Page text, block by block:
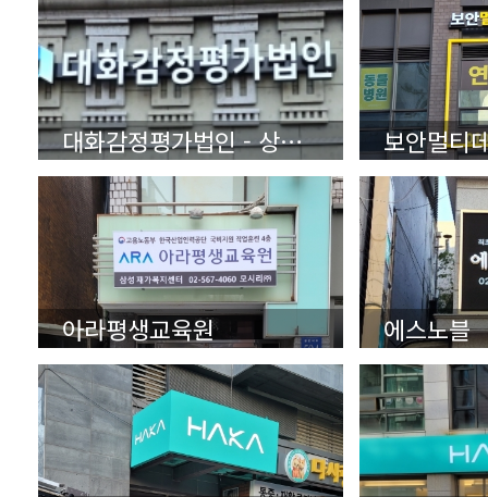
대화감정평가법인 - 상세보기(클릭)
아라평생교육원 에스노블